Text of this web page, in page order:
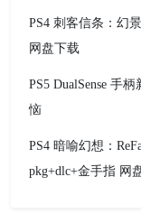
PS4 刺客信条：幻
网盘下载
PS5 DualSense 手
恼
PS4 暗喻幻想：
pkg+dlc+金手指 网